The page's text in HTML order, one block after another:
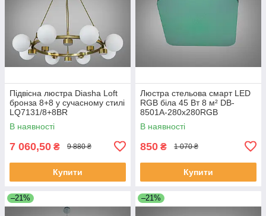
Підвісна люстра Diasha Loft
бронза 8+8 у сучасному стилі
LQ7131/8+8BR
В наявності
7 060,50 ₴ 9 880 ₴
Купити
Люстра стельова смарт LED
RGB біла 45 Вт 8 м² DB-
8501A-280x280RGB
В наявності
850 ₴ 1 070 ₴
Купити
–21% –21%